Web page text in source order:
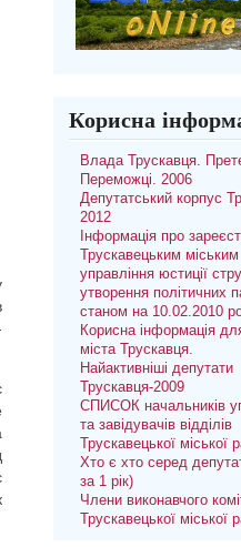
Корисна
Влада Трускавця.
Переможці. 2006
Депутатський корпус
2012
Інформація про
Трускавецьким міським
управління юстиції
утворення політичних
станом на 10.02.2010
Корисна інформація
міста Трускавця.
Найактивніші депутати
Трускавця-2009
СПИСОК начальників
та завідувачів відділів
Трускавецької міської
Хто є хто серед
за 1 рік)
Члени виконавчого
Трускавецької міської